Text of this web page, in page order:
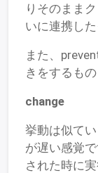
りそのまま
いに連携し
また、
きをするも
change
挙動は似て
が遅い感覚
された時に実